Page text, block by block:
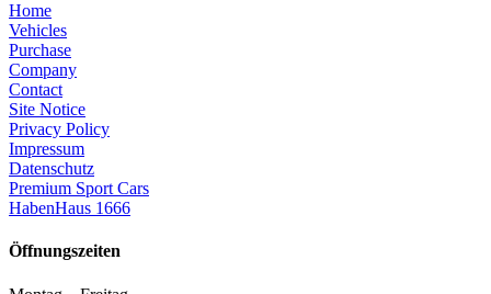
Home
Vehicles
Purchase
Company
Contact
Site Notice
Privacy Policy
Impressum
Datenschutz
Premium Sport Cars
HabenHaus 1666
Öffnungszeiten